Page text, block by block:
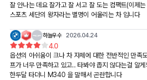
잘 안나는 데요 잘가고 잘 서고 잘 도는 컴팩트(이제
스포츠 세단의 왕자라는 별명이 어울리는 차 입니다
하늘우수 2026.04.24
4.0
옵션의 아쉬움이 크나 차 자체에 대한 전반적인 만족
프가 너무 만족하고 있고.. 타봐야 좁지 않다는걸 알
한두달 타더니 M340 을 말해서 곤란합니다